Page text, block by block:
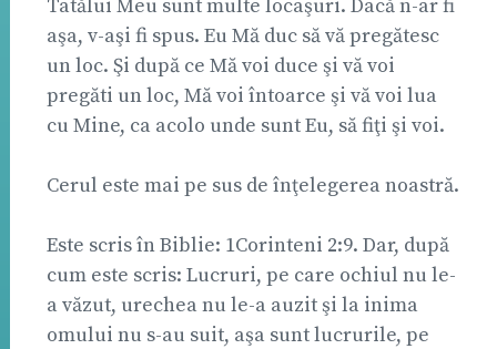
Tatălui Meu sunt multe locaşuri. Dacă n-ar fi
aşa, v-aşi fi spus. Eu Mă duc să vă pregătesc
un loc. Şi după ce Mă voi duce şi vă voi
pregăti un loc, Mă voi întoarce şi vă voi lua
cu Mine, ca acolo unde sunt Eu, să fiţi şi voi.
Cerul este mai pe sus de înţelegerea noastră.
Este scris în Biblie: 1Corinteni 2:9. Dar, după
cum este scris: Lucruri, pe care ochiul nu le-
a văzut, urechea nu le-a auzit şi la inima
omului nu s-au suit, aşa sunt lucrurile, pe